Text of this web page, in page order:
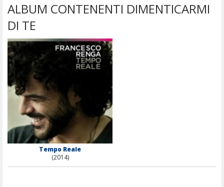
ALBUM CONTENENTI DIMENTICARMI
DI TE
Tempo Reale
(2014)